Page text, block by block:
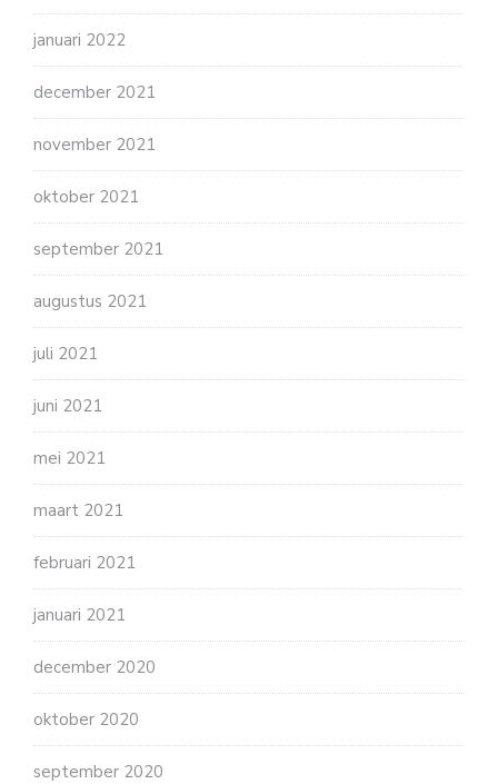
januari 2022
december 2021
november 2021
oktober 2021
september 2021
augustus 2021
juli 2021
juni 2021
mei 2021
maart 2021
februari 2021
januari 2021
december 2020
oktober 2020
september 2020